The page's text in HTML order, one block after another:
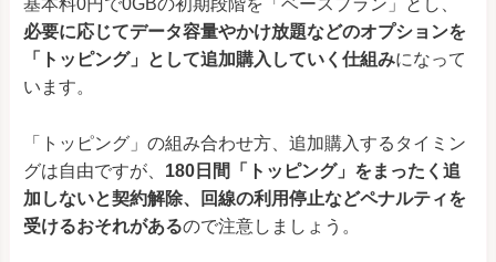
基本料0円で0GBの初期段階を「ベースプラン」とし、
必要に応じてデータ容量やかけ放題などのオプションを
「トッピング」として追加購入していく仕組みになって
います。
「トッピング」の組み合わせ方、追加購入するタイミン
グは自由ですが、 180日間「トッピング」をまったく追
加しないと契約解除、回線の利用停止などペナルティを
受けるおそれがあるので注意しましょう。